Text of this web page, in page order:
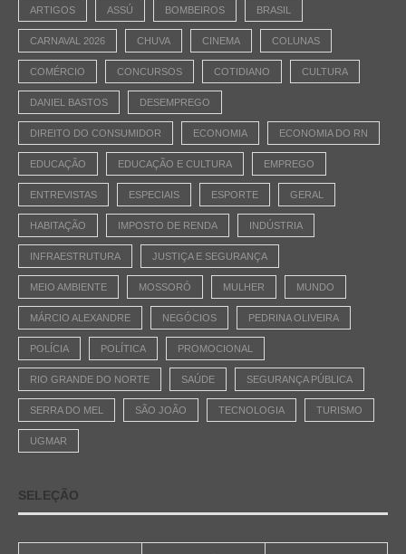
ARTIGOS ASSÚ BOMBEIROS BRASIL
CARNAVAL 2026 CHUVA CINEMA COLUNAS
COMÉRCIO CONCURSOS COTIDIANO CULTURA
DANIEL BASTOS DESEMPREGO
DIREITO DO CONSUMIDOR ECONOMIA ECONOMIA DO RN
EDUCAÇÃO EDUCAÇÃO E CULTURA EMPREGO
ENTREVISTAS ESPECIAIS ESPORTE GERAL
HABITAÇÃO IMPOSTO DE RENDA INDÚSTRIA
INFRAESTRUTURA JUSTIÇA E SEGURANÇA
MEIO AMBIENTE MOSSORÓ MULHER MUNDO
MÁRCIO ALEXANDRE NEGÓCIOS PEDRINA OLIVEIRA
POLÍCIA POLÍTICA PROMOCIONAL
RIO GRANDE DO NORTE SAÚDE SEGURANÇA PÚBLICA
SERRA DO MEL SÃO JOÃO TECNOLOGIA TURISMO
UGMAR
SELEÇÃO